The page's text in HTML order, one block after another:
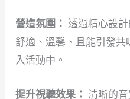
營造氛圍： 透過精心設
舒適、溫馨、且能引發
入活動中。
提升視聽效果： 清晰的